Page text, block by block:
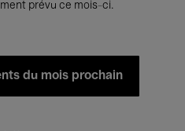
prévu ce mois-ci.
du mois prochain